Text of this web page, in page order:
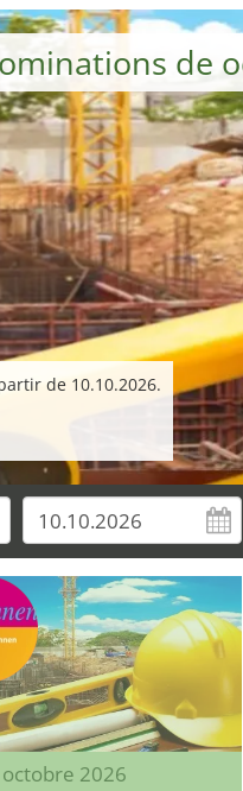
de
de 10.10.2026.
octobre 2026